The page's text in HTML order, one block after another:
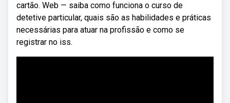
cartão. Web — saiba como funciona o curso de
detetive particular, quais são as habilidades e práticas
necessárias para atuar na profissão e como se
registrar no iss.